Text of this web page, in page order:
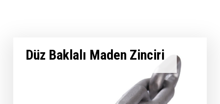
Düz Baklalı Maden Zinciri